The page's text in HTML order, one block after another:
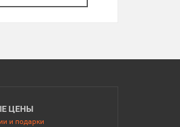
ЦЕНЫ
и подарки